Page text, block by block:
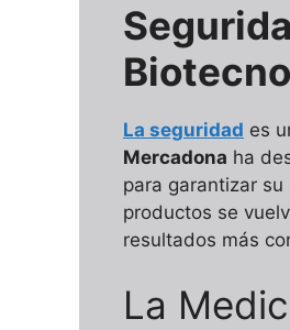
La seguridad es
Mercadona ha
para garantizar
productos se
resultados más
La